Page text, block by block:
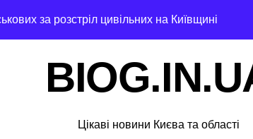
за розстріл цивільних на Київщині
20 вольєрів у притулку для тварин
до браку медичних працівників у
Цікаві новини Києва та області